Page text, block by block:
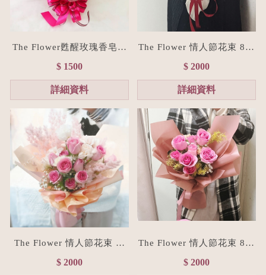
The Flower甦醒玫瑰香皂花
束(贈禮物提袋/全台宅配）
浪漫粉
$ 1500
詳細資料
The Flower 情人節花束 8朵
經典紅玫瑰花束(台北花店/
花禮訂製)
$ 2000
詳細資料
The Flower 情人節花束 粉
玫瑰花束(台北花店/花禮訂
$ 2000
The Flower 情人節花束 8朵
粉玫瑰花束(台北花店/花禮
訂製)
$ 2000